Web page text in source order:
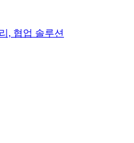
, 협업 솔루션